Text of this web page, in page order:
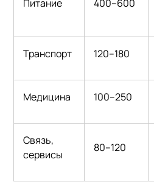
Питание 400–600
Транспорт 120–180
Медицина 100–250
Связь,
сервисы
80–120